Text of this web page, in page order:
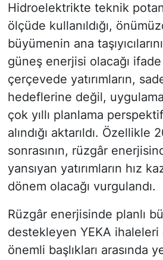
Hidroelektrikte teknik
ölçüde kullanıldığı,
büyümenin ana
güneş enerjisi olacağı
çerçevede yatırımların,
hedeflerine değil,
çok yıllı planlama
alındığı aktarıldı. Özellikle
sonrasının, rüzgâr
yansıyan yatırımların hız
dönem olacağı vurgulandı.
Rüzgâr enerjisinde planlı
destekleyen YEKA ihaleleri
önemli başlıkları arasında